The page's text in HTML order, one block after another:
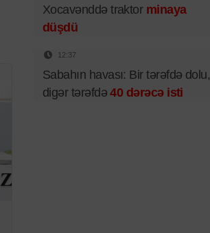
Xocavənddə traktor minaya
düşdü
12:37
Sabahın havası: Bir tərəfdə dolu,
digər tərəfdə40 dərəcə isti